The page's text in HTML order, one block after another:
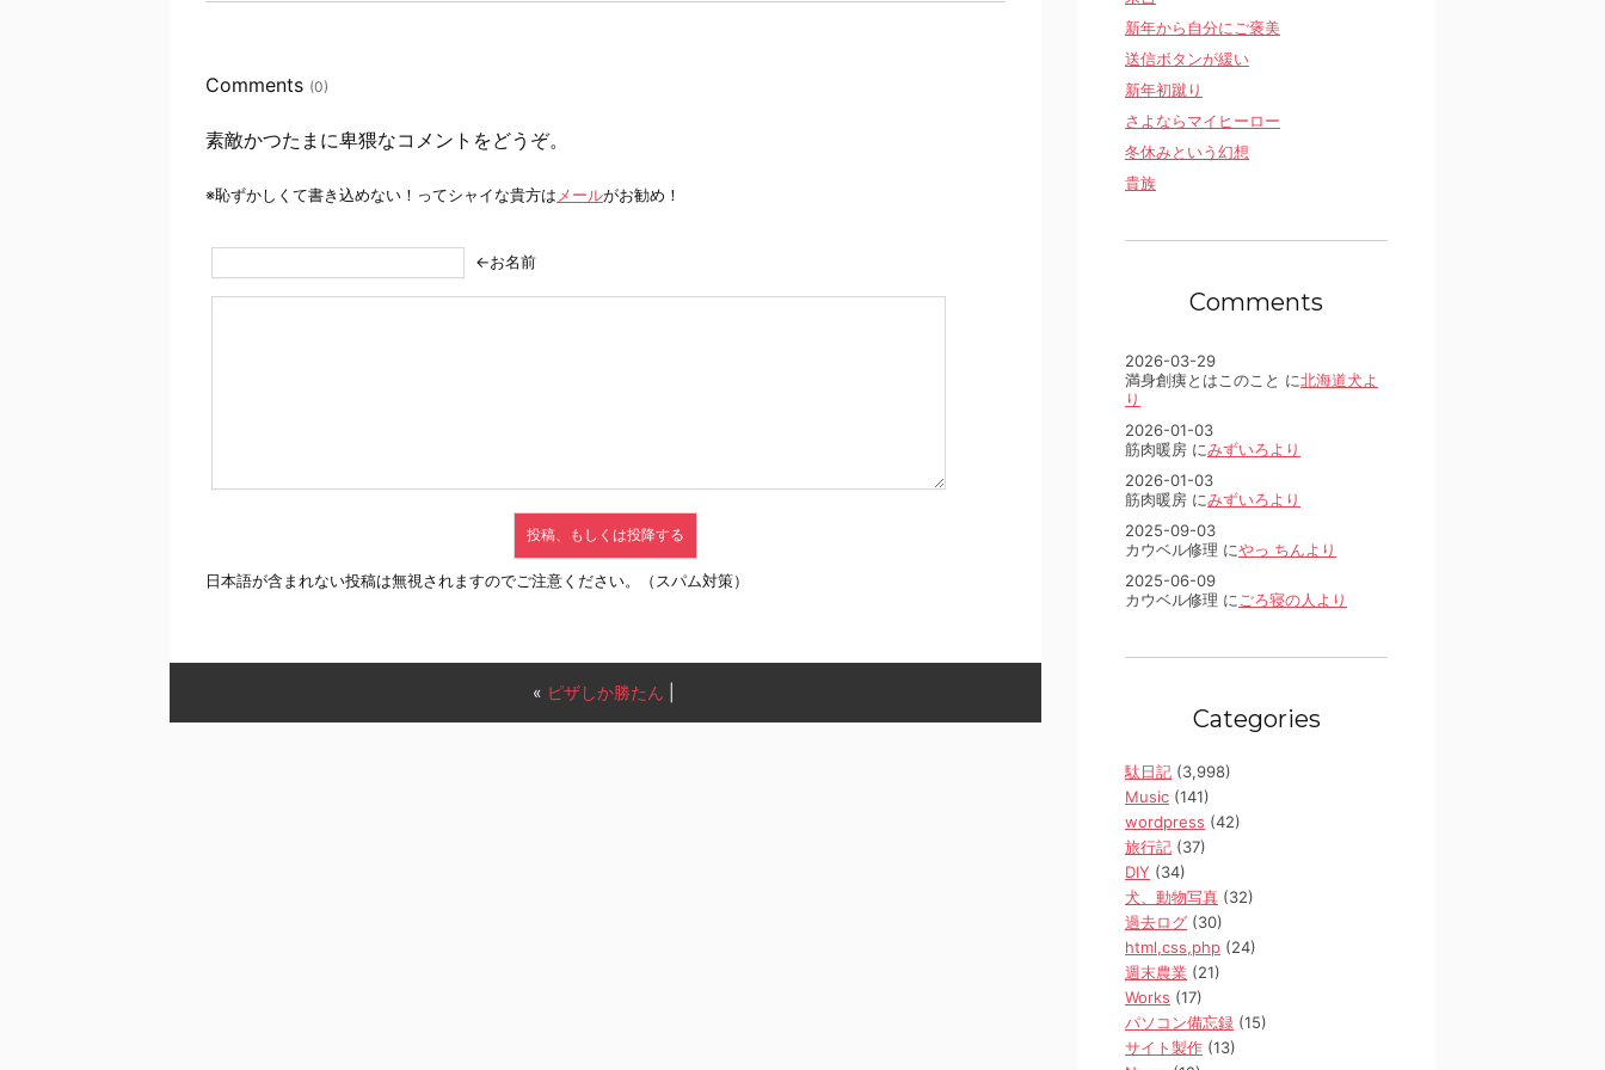
Comments (0)
素敵かつたまに卑猥なコメントをどうぞ。
※恥ずかしくて書き込めない！ってシャイな貴方は メールがお勧め！
←お名前
日本語が含まれない投稿は無視されますのでご注意ください。（スパム対策）
« ピザしか勝たん
新年から自分にご褒美
送信ボタンが緩い
新年初蹴り
さよならマイヒーロー
冬休みという幻想
貴族
Comments
2026-03-29
満身創痍とはこのこと に北海道犬よ
り
2026-01-03
筋肉暖房 にみずいろより
2026-01-03
筋肉暖房 にみずいろより
2025-09-03
カウベル修理 にやっ ちんより
2025-06-09
カウベル修理 に ごろ寝の人より
Categories
駄日記 (3,998)
Music (141)
wordpress (42)
旅行記 (37)
DIY (34)
犬、動物写真 (32)
過去ログ (30)
html,css,php (24)
週末農業 (21)
Works (17)
パソコン備忘録 (15)
サイト製作 (13)